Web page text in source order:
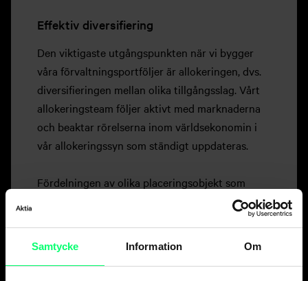
Samtycke Information Om
Effektiv diversifiering
Den viktigaste utgångspunkten när vi bygger
våra förvaltningsportföljer är allokeringen, dvs.
diversifieringen mellan olika tillgångsslag. Vårt
allokeringsteam följer aktivt med marknaderna
och beaktar rörelserna inom världsekonomin i
vår allokeringssyn som ständigt uppdateras.
Fördelningen av olika placeringsobjekt som
förvaltningsportföljerna innehåller varierar
enligt den aktuella allokeringssynen inom de
Placeringsobjekten i portföljerna är globalt